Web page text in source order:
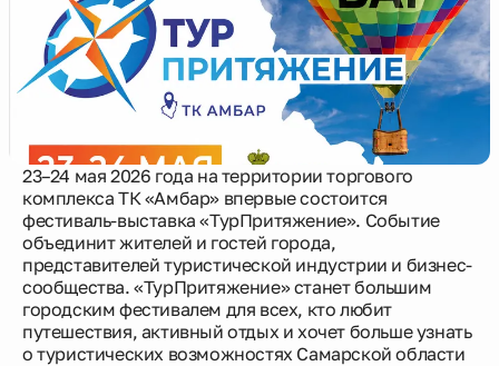
Кладовые
Акции
Способы покупки
Новости
О компании
Жителям
23–24 мая 2026 года на территории торгового
комплекса ТК «Амбар» впервые состоится
фестиваль-выставка «ТурПритяжение». Событие
объединит жителей и гостей города,
представителей туристической индустрии и бизнес-
сообщества. «ТурПритяжение» станет большим
городским фестивалем для всех, кто любит
путешествия, активный отдых и хочет больше узнать
о туристических возможностях Самарской области